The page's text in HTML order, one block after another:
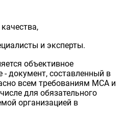
и эксперты.
объективное
- документ, составленный в
всем требованиям МСА и
для обязательного
организацией в